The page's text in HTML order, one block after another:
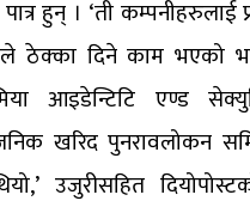
हुन् । ‘ती कम्पनीहरुलाई
ठेक्का दिने काम भएको
आइडेन्टिटि एण्ड
खरिद पुनरावलोकन
उजुरीसहित